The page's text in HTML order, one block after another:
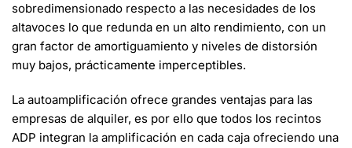
sobredimensionado respecto a las necesidades de los
altavoces lo que redunda en un alto rendimiento, con un
gran factor de amortiguamiento y niveles de distorsión
muy bajos, prácticamente imperceptibles.
La autoamplificación ofrece grandes ventajas para las
empresas de alquiler, es por ello que todos los recintos
ADP integran la amplificación en cada caja ofreciendo una